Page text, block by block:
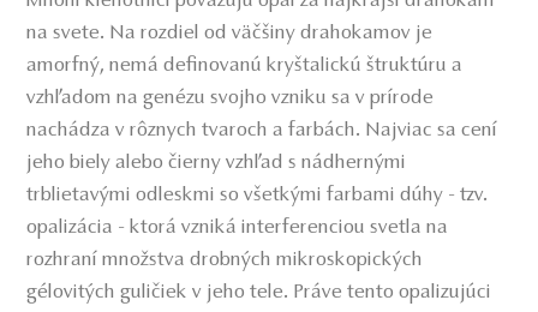
na svete. Na rozdiel od väčšiny drahokamov je
amorfný, nemá definovanú kryštalickú štruktúru a
vzhľadom na genézu svojho vzniku sa v prírode
nachádza v rôznych tvaroch a farbách. Najviac sa cení
jeho biely alebo čierny vzhľad s nádhernými
trblietavými odleskmi so všetkými farbami dúhy - tzv.
opalizácia - ktorá vzniká interferenciou svetla na
rozhraní množstva drobných mikroskopických
gélovitých guličiek v jeho tele. Práve tento opalizujúci